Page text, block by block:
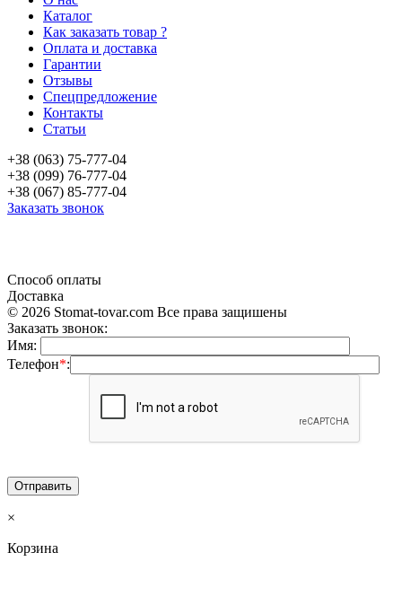
Каталог
Как заказать товар ?
Оплата и доставка
Гарантии
Отзывы
Спецпредложение
Контакты
Статьи
+38 (063) 75-777-04
+38 (099) 76-777-04
+38 (067) 85-777-04
Заказать звонок
Способ оплаты
Доставка
© 2026 Stomat-tovar.com Все права защишены
Заказать звонок:
Имя:
Телефон*:
×
Корзина